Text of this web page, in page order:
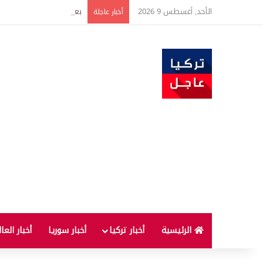
الأحد, أغسطس 9 2026 أخبار عاجلة بعد 22 شهراً.. الصين تنفذ أقوى عملية شراء للذهب منذ أكتوبر 2023
الرئيسية أخبار تركيا أخبار سوريا أخبار